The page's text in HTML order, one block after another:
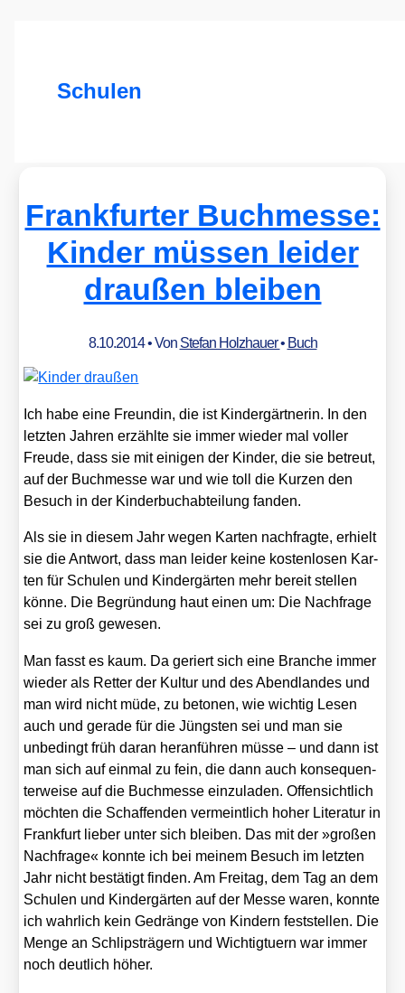
Schulen
Frankfurter Buchmesse:
Kinder müssen leider
draußen bleiben
8.10.2014• Von Stefan Holzhauer• Buch
Ich habe eine Freun­din, die ist Kin­der­gärt­ne­rin. In den
letz­ten Jah­ren erzähl­te sie immer wie­der mal vol­ler
Freu­de, dass sie mit eini­gen der Kin­der, die sie betreut,
auf der Buch­mes­se war und wie toll die Kur­zen den
Besuch in der Kin­der­buch­ab­tei­lung fan­den.
Als sie in die­sem Jahr wegen Kar­ten nach­frag­te, erhielt
sie die Ant­wort, dass man lei­der kei­ne kos­ten­lo­sen Kar­
ten für Schu­len und Kin­der­gär­ten mehr bereit stel­len
kön­ne. Die Begrün­dung haut einen um: Die Nach­fra­ge
sei zu groß gewe­sen.
Man fasst es kaum. Da geriert sich eine Bran­che immer
wie­der als Ret­ter der Kul­tur und des Abend­lan­des und
man wird nicht müde, zu beto­nen, wie wich­tig Lesen
auch und gera­de für die Jüngs­ten sei und man sie
unbe­dingt früh dar­an her­an­füh­ren müs­se – und dann ist
man sich auf ein­mal zu fein, die dann auch kon­se­quen­
ter­wei­se auf die Buch­mes­se ein­zu­la­den. Offen­sicht­lich
möch­ten die Schaf­fen­den ver­meint­lich hoher Lite­ra­tur in
Frank­furt lie­ber unter sich blei­ben. Das mit der »gro­ßen
Nach­fra­ge« konn­te ich bei mei­nem Besuch im letz­ten
Jahr nicht bestä­tigt fin­den. Am Frei­tag, dem Tag an dem
Schu­len und Kin­der­gär­ten auf der Mes­se waren, konn­te
ich wahr­lich kein Gedrän­ge von Kin­dern fest­stel­len. Die
Men­ge an Schlips­trä­gern und Wich­tig­tu­ern war immer
noch deut­lich höher.